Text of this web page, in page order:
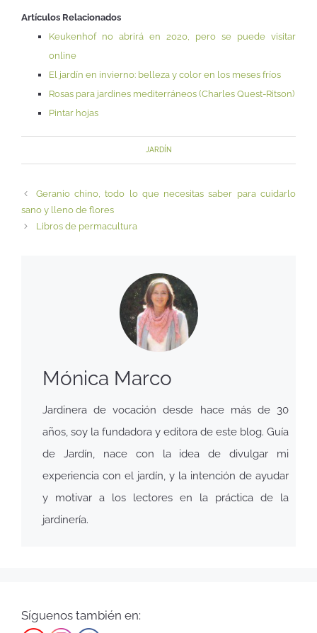
Artículos Relacionados
Keukenhof no abrirá en 2020, pero se puede visitar
online
El jardín en invierno: belleza y color en los meses fríos
Rosas para jardines mediterráneos (Charles Quest-Ritson)
Pintar hojas
JARDÍN
Geranio chino, todo lo que necesitas saber para cuidarlo
sano y lleno de flores
Libros de permacultura
Mónica Marco
Jardinera de vocación desde hace más de 30
años, soy la fundadora y editora de este blog. Guía
de Jardín, nace con la idea de divulgar mi
experiencia con el jardín, y la intención de ayudar
y motivar a los lectores en la práctica de la
jardinería.
Síguenos también en: